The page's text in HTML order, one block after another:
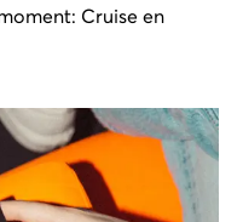
Cruise en